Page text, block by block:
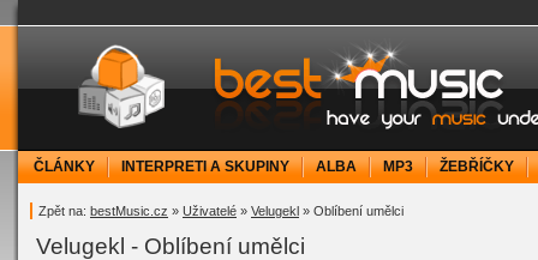
bestMusic.cz - Have your music under
ČLÁNKY INTERPRETI A SKUPINY ALBA MP3 ŽEBŘÍČKY
Zpět na: bestMusic.cz » Uživatelé » Velugekl » Oblíbení umělci
Velugekl - Oblíbení umělci